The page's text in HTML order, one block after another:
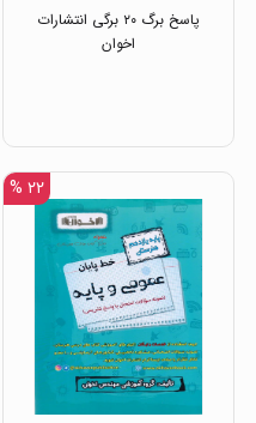
پاسخ برگ ۲۰ برگی انتشارات
اخوان
۲۲ %